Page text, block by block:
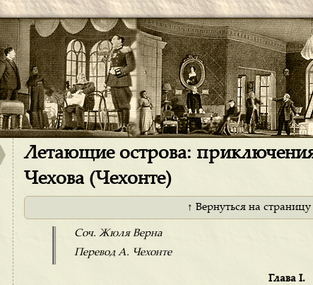
Летающие острова:
Чехова (Чехонте)
↑ Вернуться на страницу
Соч. Жюля Верна
Перевод А. Чехонте
Глава I.